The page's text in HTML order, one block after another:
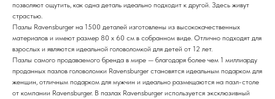
позволяют ощутить, как одна деталь идеально подходит к другой. Здесь живут
страстью.
Пазлы Ravensburger на 1500 деталей изготовлены из высококачественных
материалов и имеют размер 80 x 60 см в собранном виде. Отлично подходят для
взрослых и являются идеальной головоломкой для детей от 12 лет.
Пазлы самого продаваемого бренда в мире — благодаря более чем 1 миллиарду
проданных пазлов головоломки Ravensburger становятся идеальным подарком для
женщин, отличным подарком для мужчин и идеально размещаются на пазл-столе
от компании Ravensburger. В пазлах Ravensburger используется эксклюзивный